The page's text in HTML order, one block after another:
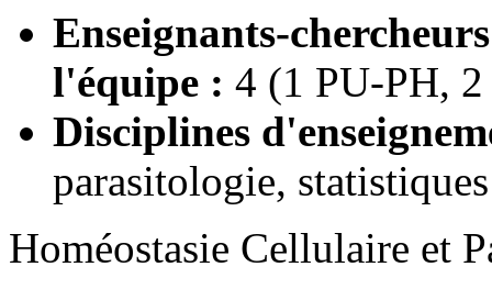
Enseignants-
l'équipe : 4 (1 PU-PH,
Disciplines
parasitologie, statistiques
Homéostasie Cellulaire et